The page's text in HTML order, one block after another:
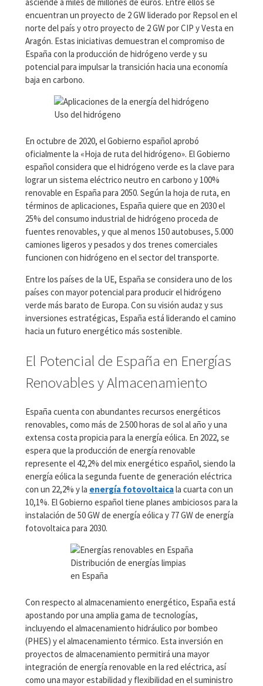
encuentran un proyecto de 2 GW liderado por Repsol en el
norte del país y otro proyecto de 2 GW por CIP y Vesta en
Aragón. Estas iniciativas demuestran el compromiso de
España con la producción de hidrógeno verde y su
potencial para impulsar la transición hacia una economía
baja en carbono.
Uso del hidrógeno
En octubre de 2020, el Gobierno español aprobó
oficialmente la «Hoja de ruta del hidrógeno». El Gobierno
español considera que el hidrógeno verde es la clave para
lograr un sistema eléctrico neutro en carbono y 100%
renovable en España para 2050. Según la hoja de ruta, en
términos de aplicaciones, España quiere que en 2030 el
25% del consumo industrial de hidrógeno proceda de
fuentes renovables, y que al menos 150 autobuses, 5.000
camiones ligeros y pesados y dos trenes comerciales
funcionen con hidrógeno en el sector del transporte.
Entre los países de la UE, España se considera uno de los
países con mayor potencial para producir el hidrógeno
verde más barato de Europa. Con su visión audaz y sus
inversiones estratégicas, España está liderando el camino
hacia un futuro energético más sostenible.
El Potencial de España en Energías
Renovables y Almacenamiento
España cuenta con abundantes recursos energéticos
renovables, como más de 2.500 horas de sol al año y una
extensa costa propicia para la energía eólica. En 2022, se
espera que la producción de energía renovable
represente el 42,2% del mix energético español, siendo la
energía eólica la segunda fuente de generación eléctrica
con un 22,2% y la energía fotovoltaicala cuarta con un
10,1%. El Gobierno español tiene planes ambiciosos para la
instalación de 50 GW de energía eólica y 77 GW de energía
fotovoltaica para 2030.
Distribución de energías limpias
en España
Con respecto al almacenamiento energético, España está
apostando por una amplia gama de tecnologías,
incluyendo el almacenamiento hidráulico por bombeo
(PHES) y el almacenamiento térmico. Esta inversión en
proyectos de almacenamiento permitirá una mayor
integración de energía renovable en la red eléctrica, así
como una mayor estabilidad y flexibilidad en el suministro